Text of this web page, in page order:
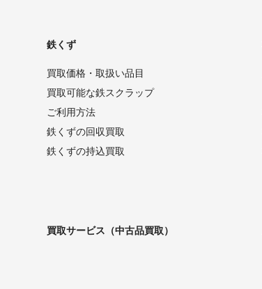
鉄くず
買取価格・取扱い品目
買取可能な鉄スクラップ
ご利用方法
鉄くずの回収買取
鉄くずの持込買取
買取サービス（中古品買取）